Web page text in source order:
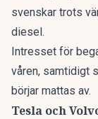
svenskar trots
diesel.
Intresset för
våren, samtidigt
börjar mattas av.
Tesla och